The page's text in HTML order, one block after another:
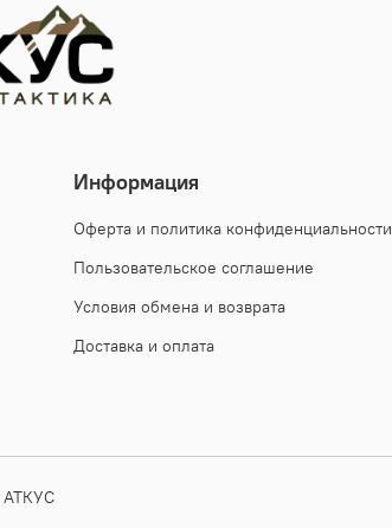
Информация
Оферта и политика конфиденциальности
Пользовательское соглашение
Условия обмена и возврата
Доставка и оплата
АТКУС